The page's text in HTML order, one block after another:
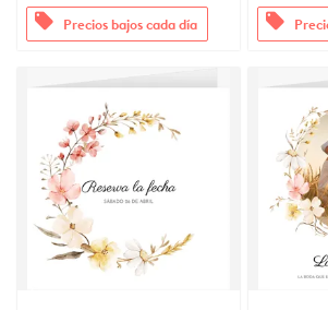
offers Precios bajos cada día offers